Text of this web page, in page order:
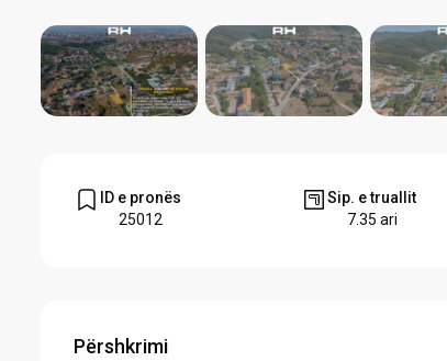
ID e pronës
25012
Sip. e truallit
7.35 ari
Përshkrimi